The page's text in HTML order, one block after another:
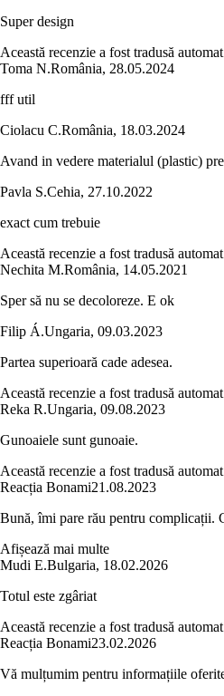
Super design
Această recenzie a fost tradusă
Toma N.România, 28.05.2024
fff util
Ciolacu C.România, 18.03.2024
Avand in vedere materialul (plastic)
Pavla S.Cehia, 27.10.2022
exact cum trebuie
Această recenzie a fost tradusă
Nechita M.România, 14.05.2021
Sper să nu se decoloreze. E ok
Filip Á.Ungaria, 09.03.2023
Partea superioară cade adesea.
Această recenzie a fost tradusă
Reka R.Ungaria, 09.08.2023
Gunoaiele sunt gunoaie.
Această recenzie a fost tradusă
Reacția Bonami21.08.2023
Bună, îmi pare rău pentru complicații.
Afișează mai multe
Mudi E.Bulgaria, 18.02.2026
Totul este zgâriat
Această recenzie a fost tradusă
Reacția Bonami23.02.2026
Vă mulțumim pentru informațiile